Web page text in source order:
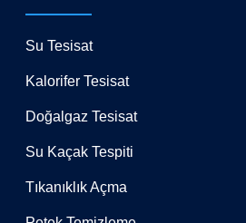
Su Tesisat
Kalorifer Tesisat
Doğalgaz Tesisat
Su Kaçak Tespiti
Tıkanıklık Açma